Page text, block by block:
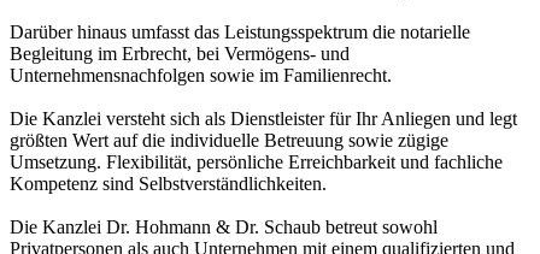
Darüber hinaus umfasst das Leistungsspektrum die notarielle
Begleitung im Erbrecht, bei Vermögens- und
Unternehmensnachfolgen sowie im Familienrecht.
Die Kanzlei versteht sich als Dienstleister für Ihr Anliegen und legt
größten Wert auf die individuelle Betreuung sowie zügige
Umsetzung. Flexibilität, persönliche Erreichbarkeit und fachliche
Kompetenz sind Selbstverständlichkeiten.
Die Kanzlei Dr. Hohmann & Dr. Schaub betreut sowohl
Privatpersonen als auch Unternehmen mit einem qualifizierten und